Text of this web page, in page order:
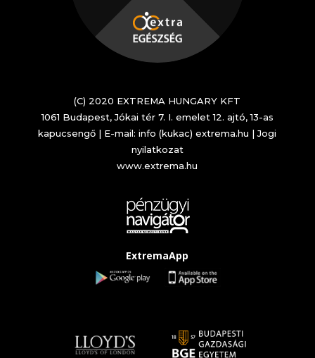
(C) 2020 EXTREMA HUNGARY KFT
1061 Budapest, Jókai tér 7. I. emelet 12. ajtó, 13-as
kapucsengő | E-mail: info (kukac) extrema.hu |Jogi
nyilatkozat
www.extrema.hu
ExtremaApp